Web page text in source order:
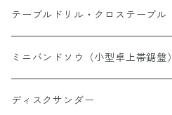
軸付ゴム砥石
ポリライトホイール
チャック・その他
ミニウッドレース
ウッドレースDX
テーブルドリル・クロステーブル
ミニバンドソウ（小型卓上帯鋸盤）
ディスクサンダー